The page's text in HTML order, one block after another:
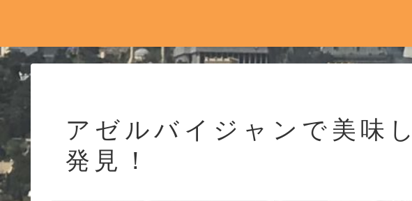
アゼルバイジャンで美味
発見！